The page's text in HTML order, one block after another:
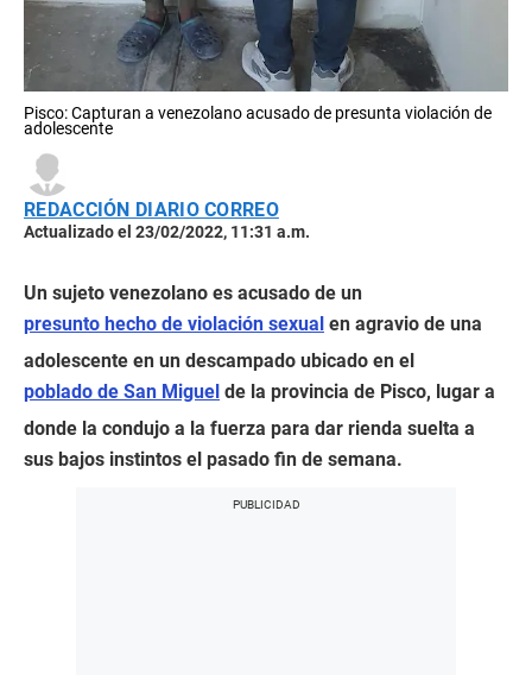
Pisco: Capturan a venezolano acusado de presunta violación de
adolescente
REDACCIÓN DIARIO CORREO
Actualizado el 23/02/2022, 11:31 a.m.
Un sujeto venezolano es acusado de un
presunto hecho de violación sexual en agravio de una
adolescente en un descampado ubicado en el
poblado de San Miguel de la provincia de Pisco, lugar a
donde la condujo a la fuerza para dar rienda suelta a
sus bajos instintos el pasado fin de semana.